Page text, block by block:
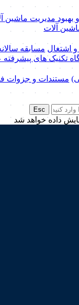
و بهبود مدیریت ماشین
آلات
اشتغال مسابقه
تکنیک‌ های
مستندات و جزوات
Esc
داده خواهد شد